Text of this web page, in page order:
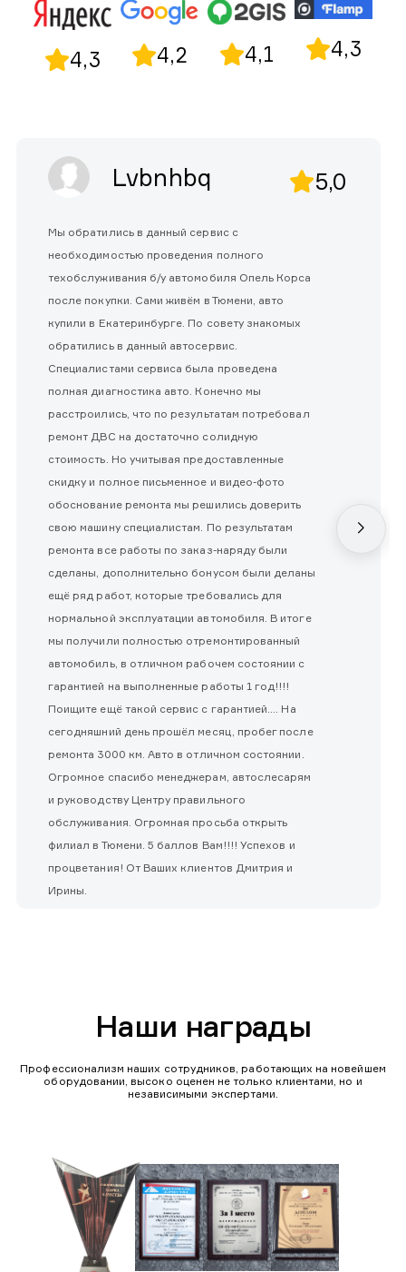
4,3 4,2 4,1 4,3
Lvbnhbq 5,0
Мы обратились в данный сервис с
необходимостью проведения полного
техобслуживания б/у автомобиля Опель Корса
после покупки. Сами живём в Тюмени, авто
купили в Екатеринбурге. По совету знакомых
обратились в данный автосервис.
Специалистами сервиса была проведена
полная диагностика авто. Конечно мы
расстроились, что по результатам потребовал
ремонт ДВС на достаточно солидную
стоимость. Но учитывая предоставленные
скидку и полное письменное и видео-фото
обоснование ремонта мы решились доверить
свою машину специалистам. По результатам
ремонта все работы по заказ-наряду были
сделаны, дополнительно бонусом были деланы
ещё ряд работ, которые требовались для
нормальной эксплуатации автомобиля. В итоге
мы получили полностью отремонтированный
автомобиль, в отличном рабочем состоянии с
гарантией на выполненные работы 1 год!!!!
Поищите ещё такой сервис с гарантией.... На
сегодняшний день прошёл месяц, пробег после
ремонта 3000 км. Авто в отличном состоянии.
Огромное спасибо менеджерам, автослесарям
и руководству Центру правильного
обслуживания. Огромная просьба открыть
филиал в Тюмени. 5 баллов Вам!!!! Успехов и
процветания! От Ваших клиентов Дмитрия и
Ирины.
Наши награды
Профессионализм наших сотрудников, работающих на новейшем
оборудовании, высоко оценен не только клиентами, но и
независимыми экспертами.